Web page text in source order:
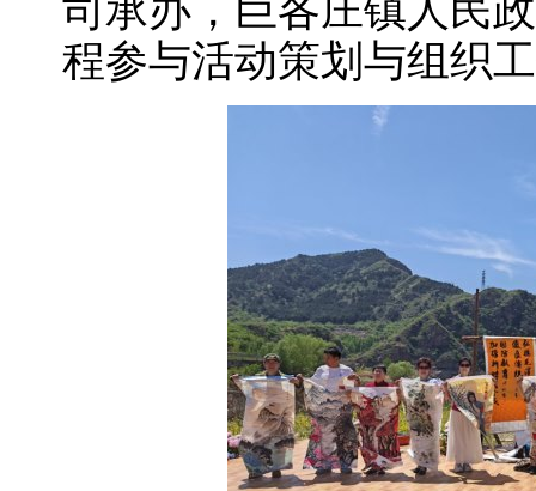
司承办，巨各庄镇人民
程参与活动策划与组织